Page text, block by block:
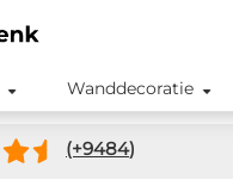
Wanddecoratie
(+9484)